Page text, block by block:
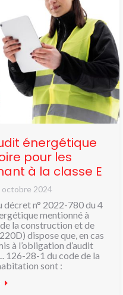
énergétique
pour les
à la classe E
octobre 2024
décret n° 2022-780 du 4
mentionné à
la construction et de
dispose que, en cas
à l’obligation d’audit
126-28-1 du code de la
sont :